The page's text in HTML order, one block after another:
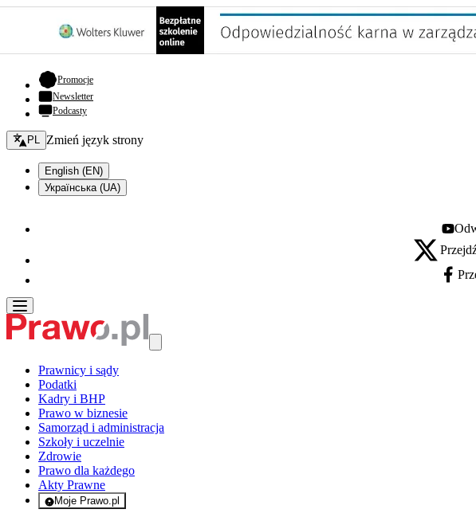
Promocje- otwiera się w nowej karcie
Newsletter
Podcasty
Zmień język - bieżący:
PL Zmień język strony
English (EN)
Українська (UA)
Youtube
X - otwiera się
Prawnicy i sądy
Podatki
Kadry i BHP
Prawo w biznesie
Samorząd i administracja
Szkoły i uczelnie
Zdrowie
Prawo dla każdego
Akty Prawne
Moje Prawo.pl
- rejestracja i logowanie do serwisu